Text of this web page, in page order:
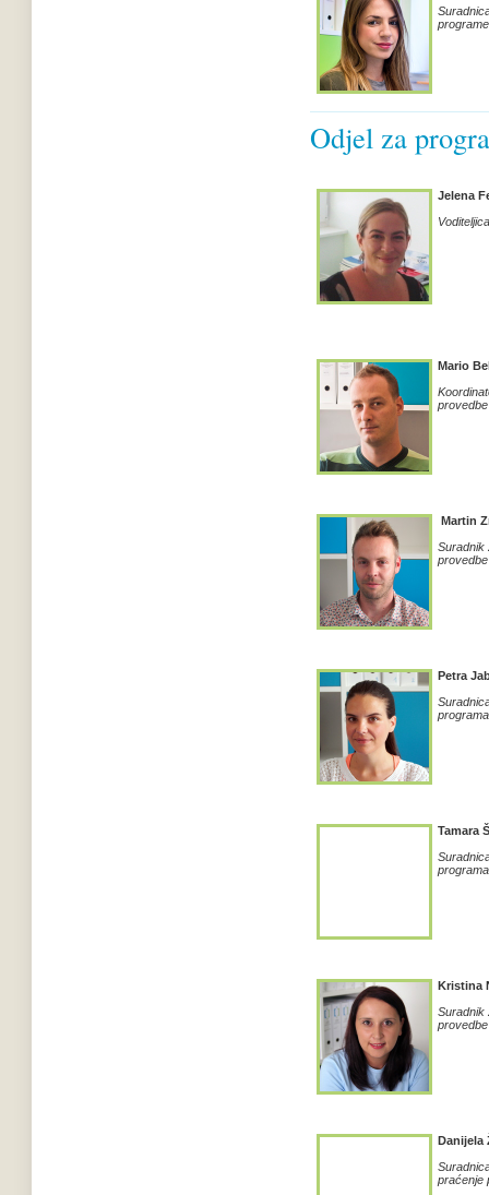
Odjel za
Jelena
Mario
Martin
Suradnik
Petra
Tamara
Kristina
Suradnik
Danijela
praćenje